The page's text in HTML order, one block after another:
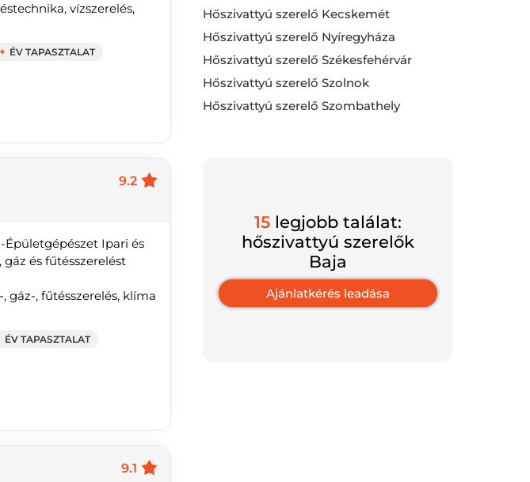
vízszerelés,
ÉV TAPASZTALAT
9.2
Épületgépészet Ipari és
és fűtésszerelést
gáz-, fűtésszerelés, klíma
ÉV TAPASZTALAT
9.1
Hőszivattyú szerelő Kecskemét
Hőszivattyú szerelő Nyíregyháza
Hőszivattyú szerelő Székesfehérvár
Hőszivattyú szerelő Szolnok
Hőszivattyú szerelő Szombathely
15legjobb találat:
hőszivattyú szerelők
Baja